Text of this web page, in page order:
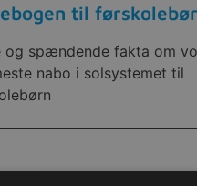
til
og spændende fakta om
nabo i solsystemet til